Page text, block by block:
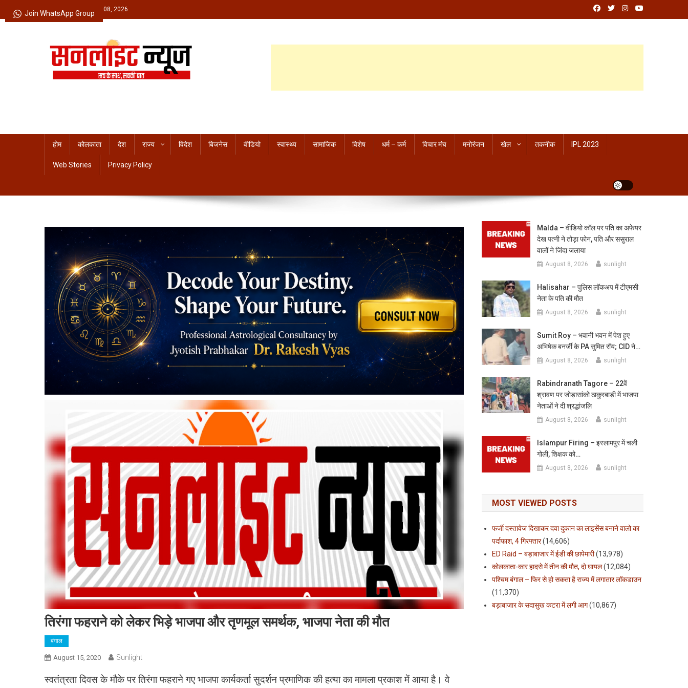
to
Saturday, August 08, 2026
होम कोलकाता देश राज्य विदेश बिजनेस वीडियो स्वास्थ्य सामाजिक विशेष धर्म – कर्म विचार मंच मनोरंजन खेल तकनीक IPL 2023
Web Stories Privacy Policy
तिरंगा फहराने को लेकर भिड़े भाजपा और तृणमूल समर्थक, भाजपा नेता की मौत
बंगाल
August 15, 2020 Sunlight
स्वतंत्रता दिवस के मौके पर तिरंगा फहराने गए भाजपा कार्यकर्ता सुदर्शन प्रमाणिक की हत्या का मामला प्रकाश में आया है। वे
Malda – वीडियो कॉल पर पति का अफेयर
देख पत्नी ने तोड़ा फोन, पति और ससुराल
वालों ने जिंदा जलाया
August 8, 2026 sunlight
Halisahar – पुलिस लॉकअप में टीएमसी
नेता के पति की मौत
August 8, 2026 sunlight
Sumit Roy – भवानी भवन में पेश हुए
अभिषेक बनर्जी के PA सुमित रॉय; CID ने…
August 8, 2026 sunlight
Rabindranath Tagore – 22वें
श्रावण पर जोड़ासांको ठाकुरबाड़ी में भाजपा
नेताओं ने दी श्रद्धांजलि
August 8, 2026 sunlight
Islampur Firing – इस्लामपुर में चली
गोली, शिक्षक को…
August 8, 2026 sunlight
MOST VIEWED POSTS
फर्जी दस्तावेज दिखाकर दवा दुकान का लाइसेंस बनाने वालो का
पर्दाफाश, 4 गिरफ्तार(14,606)
ED Raid – बड़ाबाजार में ईडी की छापेमारी(13,978)
कोलकाता-कार हादसे में तीन की मौत, दो घायल(12,084)
पश्चिम बंगाल – फिर से हो सकता है राज्य में लगातार लॉकडाउन
(11,370)
बड़ाबाजार के सदासुख कटरा में लगी आग(10,867)
Join WhatsApp Group